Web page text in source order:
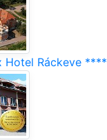
Hotel Ráckeve ****